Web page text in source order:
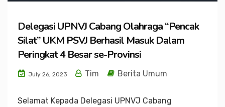
Delegasi UPNVJ Cabang Olahraga “Pencak
Silat” UKM PSVJ Berhasil Masuk Dalam
Peringkat 4 Besar se-Provinsi
July 26, 2023 Tim Berita Umum
Selamat Kepada Delegasi UPNVJ Cabang